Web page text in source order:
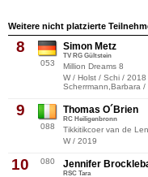
Weitere nicht platzierte
8
053
Simon Metz
TV RG Gültstein
Million Dreams 8
W / Holst / Schi / 2018
Scherrmann,Barbara
9
088
Thomas O´Brien
RC Heiligenbronn
Tikkitikcoer van de
W / 2019
10 080 Jennifer
RSC Tara